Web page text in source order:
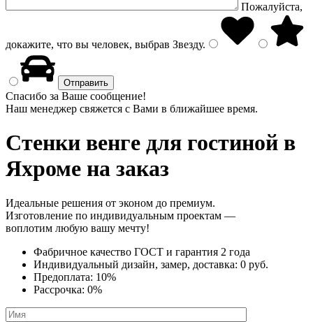
Пожалуйста,
докажите, что вы человек, выбрав Звезду.
Спасибо за Ваше сообщение!
Наш менеджер свяжется с Вами в ближайшее время.
Стенки венге для гостиной в
Яхроме на заказ
Идеальные решения от эконом до премиум.
Изготовление по индивидуальным проектам —
воплотим любую вашу мечту!
Фабричное качество ГОСТ и гарантия 2 года
Индивидуальный дизайн, замер, доставка: 0 руб.
Предоплата: 10%
Рассрочка: 0%